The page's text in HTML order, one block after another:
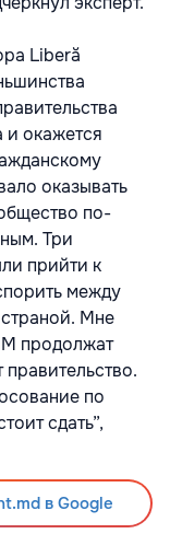
Liberă
и окажется
оказывать
по-
Три
прийти к
между
Мне
продолжат
по
сдать”,
в Google